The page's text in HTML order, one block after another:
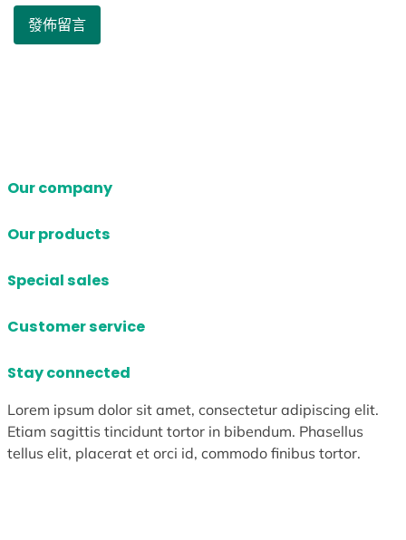
Our company
Our products
Special sales
Customer service
Stay connected
Lorem ipsum dolor sit amet, consectetur adipiscing elit.
Etiam sagittis tincidunt tortor in bibendum. Phasellus
tellus elit, placerat et orci id, commodo finibus tortor.